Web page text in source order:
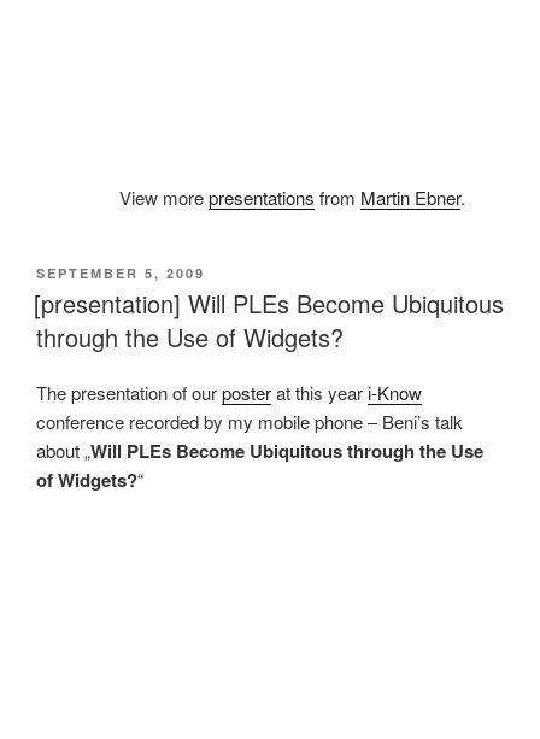
View morepresentations from Martin Ebner.
VERÖFFENTLICHT
AM
SEPTEMBER 5, 2009
[presentation] Will PLEs Become Ubiquitous
through the Use of Widgets?
The presentation of ourposterat this yeari-Know
conference recorded by my mobile phone – Beni’s talk
about „Will PLEs Become Ubiquitous through the Use
of Widgets?“